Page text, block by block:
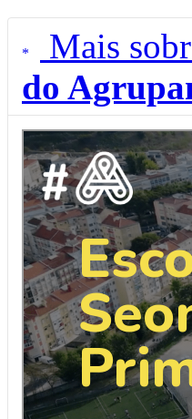
Mais
do